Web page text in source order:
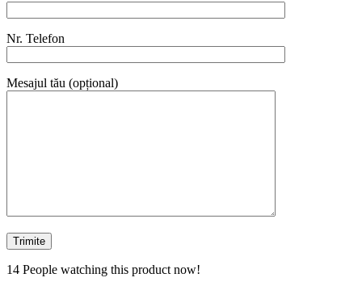
Nr. Telefon
Mesajul tău (opțional)
14 People watching this product now!